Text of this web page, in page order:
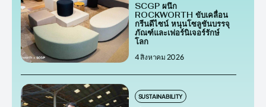
SCGP ผนึก
ROCKWORTH ขับเคลื่อน
กรีนดีไซน์ หนุนโซลูชันบรรจุ
ภัณฑ์และเฟอร์นิเจอร์รักษ์
โลก
4 สิงหาคม 2026
SUSTAINABILITY